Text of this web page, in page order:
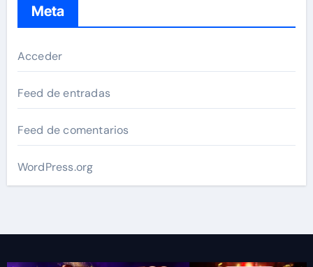
Meta
Acceder
Feed de entradas
Feed de comentarios
WordPress.org